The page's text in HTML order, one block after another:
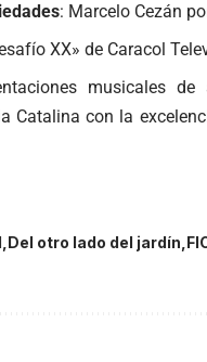
: Marcelo Cezán
XX» de Caracol
musicales
Catalina con la
Del otro lado del jardín